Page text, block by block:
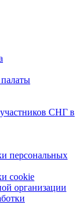
участников СНГ в
персональных
cookie
организации